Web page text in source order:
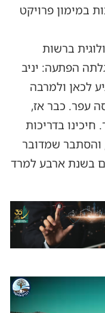
במימון פרויקט
ברשות
הפתעה: יניב
לכאן ולמרבה
עפר. כבר אז,
בדריכות
והסתבר שמדובר
בשנת ארבע למרד